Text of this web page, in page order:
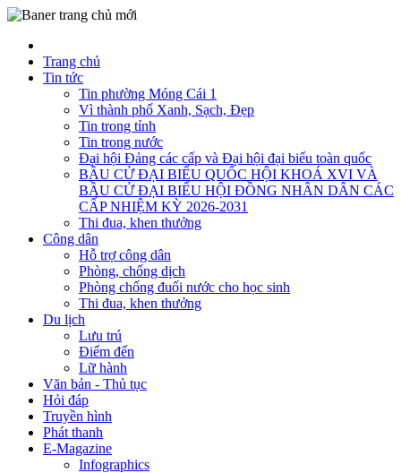
Trang chủ
Tin tức
Tin phường Móng Cái 1
Vì thành phố Xanh, Sạch, Đẹp
Tin trong tỉnh
Tin trong nước
Đại hội Đảng các cấp và Đại hội đại biểu toàn quốc
BẦU CỬ ĐẠI BIỂU QUỐC HỘI KHOÁ XVI VÀ
BẦU CỬ ĐẠI BIỂU HỘI ĐỒNG NHÂN DÂN CÁC
CẤP NHIỆM KỲ 2026-2031
Thi đua, khen thưởng
Công dân
Hỗ trợ công dân
Phòng, chống dịch
Phòng chống đuối nước cho học sinh
Thi đua, khen thưởng
Du lịch
Lưu trú
Điểm đến
Lữ hành
Văn bản - Thủ tục
Hỏi đáp
Truyền hình
Phát thanh
E-Magazine
Infographics